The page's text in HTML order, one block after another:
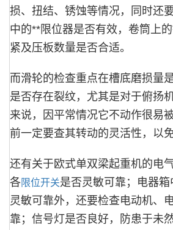
损、扭结、锈蚀等情况，同时还
中的**限位器是否有效，卷筒上
紧及压板数量是否合适。
而滑轮的检查重点在槽底磨损量
是否存在裂纹，尤其是对于俯扬
来说，因平常情况它不动作很易
前一定要查其转动的灵活性，以
还有关于欧式单双梁起重机的电
各限位开关是否灵敏可靠；电器
灵敏可靠外，还要检查电动机、
靠；信号灯是否良好，防患于未然